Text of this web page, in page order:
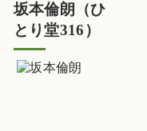
坂本倫朗（ひ
とり堂316）